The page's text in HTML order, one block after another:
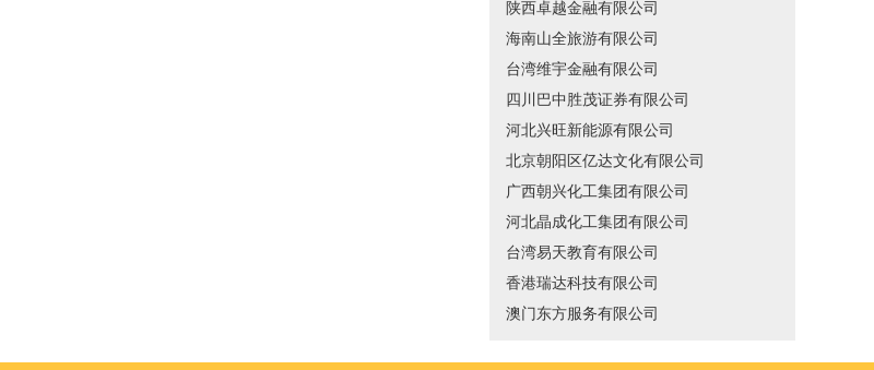
陕西卓越金融有限公司
海南山全旅游有限公司
台湾维宇金融有限公司
四川巴中胜茂证券有限公司
河北兴旺新能源有限公司
北京朝阳区亿达文化有限公司
广西朝兴化工集团有限公司
河北晶成化工集团有限公司
台湾易天教育有限公司
香港瑞达科技有限公司
澳门东方服务有限公司